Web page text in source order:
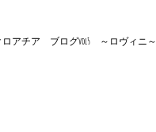
ロアチア ブログvol5 ～ロヴィニ～